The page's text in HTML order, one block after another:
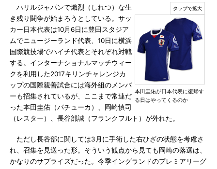
本田圭佑が日本代表に復帰す
る日はやってくるのか
ハリルジャパンで熾烈（しれつ）な生
き残り闘争が始まろうとしている。サッ
カー日本代表は10月6日に豊田スタジア
ムでニュージーランド代表、10日に横浜
国際競技場でハイチ代表とそれぞれ対戦
する。インターナショナルマッチウィー
クを利用した2017キリンチャレンジカ
ップの国際親善試合には海外組のメンバ
ーも招集されているが、ここまで常連だ
った本田圭佑（パチューカ）、岡崎慎司
（レスター）、長谷部誠（フランクフルト）が外れた。
ただし長谷部に関しては3月に手術した右ひざの状態を考慮さ
れ、召集を見送った形。そういう観点から見ても岡崎の落選は、
かなりのサプライズだった。今季イングランドのプレミアリーグ